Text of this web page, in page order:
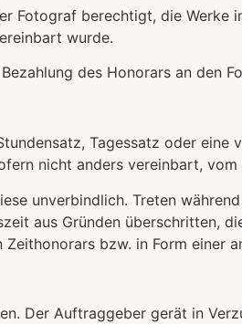
berechtigt, die Werke
wurde.
des Honorars an den
Tagessatz oder eine
nicht anders vereinbart,
unverbindlich. Treten
aus Gründen überschritten,
bzw. in Form einer
Der Auftraggeber gerät in